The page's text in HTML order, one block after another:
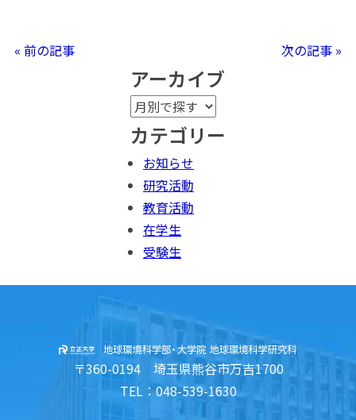
« 前の記事 次の記事 »
アーカイブ
カテゴリー
お知らせ
研究活動
教育活動
在学生
受験生
〒360-0194 埼玉県熊谷市万吉1700
TEL：048-539-1630